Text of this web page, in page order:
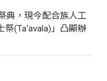
典，現今配合族人工
(Ta‘avala)」凸顯辦